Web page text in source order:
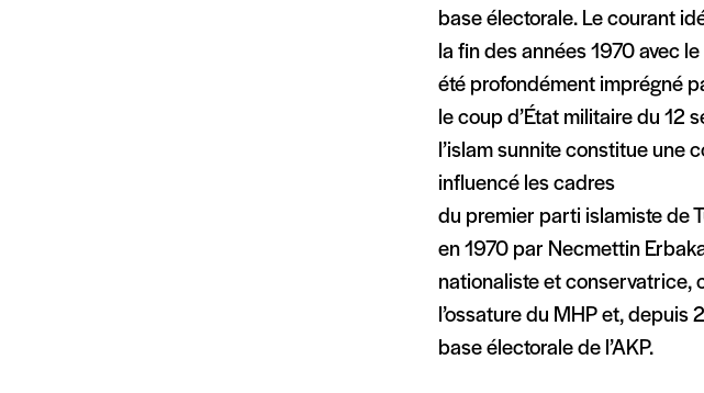
base électorale. Le courant
la fin des années 1970 avec
été profondément imprégné
le coup d’État militaire du 12
l’islam sunnite constitue une
influencé les cadres
du premier parti islamiste de
en 1970 par Necmettin
nationaliste et conservatrice,
l’ossature du MHP et, depuis
base électorale de l’AKP.